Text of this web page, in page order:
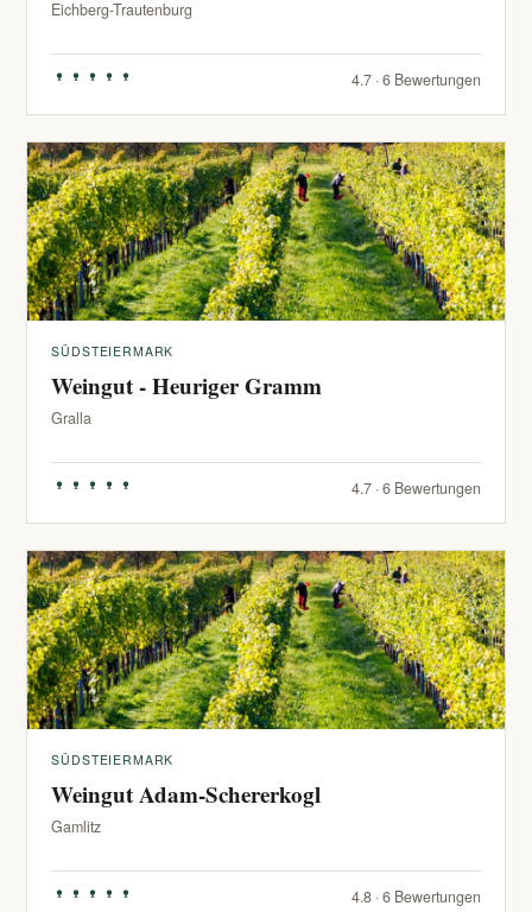
Eichberg-Trautenburg
4.7 · 6 Bewertungen
SÜDSTEIERMARK
Weingut - Heuriger Gramm
Gralla
4.7 · 6 Bewertungen
SÜDSTEIERMARK
Weingut Adam-Schererkogl
Gamlitz
4.8 · 6 Bewertungen